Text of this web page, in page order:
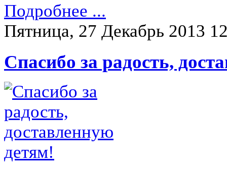
Подробнее ...
Пятница, 27 Декабрь 2013
Спасибо за радость,